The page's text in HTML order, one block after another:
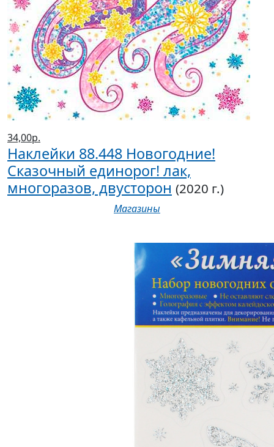
34,00р.
Наклейки 88.448 Новогодние!
Сказочный единорог! лак,
многоразов, двусторон (2020 г.)
Магазины